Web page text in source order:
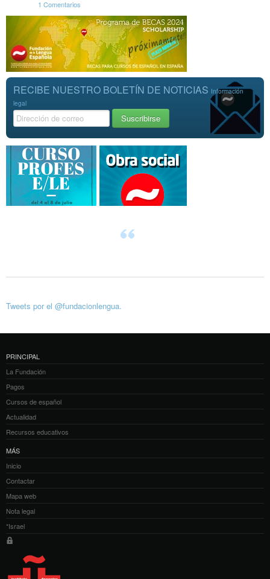
1 Comentarios
RECIBE NUESTRO BOLETÍN DE NOTICIAS Información
legal
Tweets por el @fundacionlengua.
PRINCIPAL
La Fundación
Pagos
Cursos de español
Actualidad
Recursos educativos
MÁS
Inicio
Contactar
Mapa web
Nota legal
*Israel